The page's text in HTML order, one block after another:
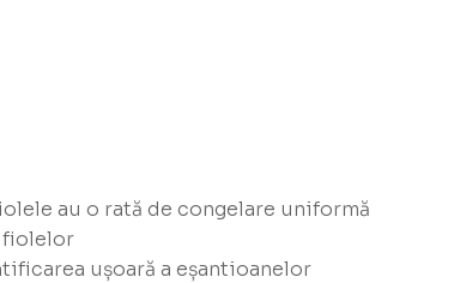
au o rată de congelare uniformă
fiolelor
ușoară a eșantioanelor